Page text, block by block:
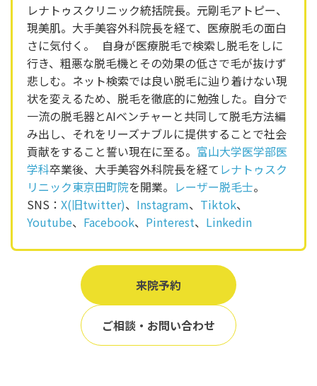
レナトゥスクリニック統括院長。元剛毛アトピー、
現美肌。大手美容外科院長を経て、医療脱毛の面白
さに気付く。 自身が医療脱毛で検索し脱毛をしに
行き、粗悪な脱毛機とその効果の低さで毛が抜けず
悲しむ。ネット検索では良い脱毛に辿り着けない現
状を変えるため、脱毛を徹底的に勉強した。自分で
一流の脱毛器とAIベンチャーと共同して脱毛方法編
み出し、それをリーズナブルに提供することで社会
貢献をすること誓い現在に至る。 富山大学医学部医
学科卒業後、大手美容外科院長を経て レナトゥスク
リニック東京田町院を開業。 レーザー脱毛士。
SNS： X(旧twitter)、 Instagram、 Tiktok、
Youtube、 Facebook、 Pinterest、 Linkedin
来院予約
ご相談・お問い合わせ